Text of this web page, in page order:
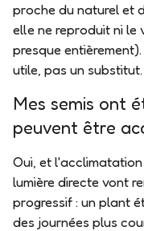
proche du naturel et
elle ne reproduit ni le
presque
utile, pas un substitut.
Mes semis ont
peuvent être
Oui, et
lumière directe vont
progressif : un plant
des journées plus